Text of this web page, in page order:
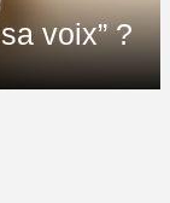
voix” ?